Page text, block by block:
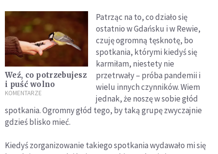
Weź, co potrzebujesz
i puść wolno
KOMENTARZE
Patrząc na to, co działo się
ostatnio w Gdańsku i w Rewie,
czuję ogromną tęsknotę, bo
spotkania, którymi kiedyś się
karmiłam, niestety nie
przetrwały – próba pandemii i
wielu innych czynników. Wiem
jednak, że noszę w sobie głód
spotkania. Ogromny głód tego, by taką grupę zwyczajnie
gdzieś blisko mieć.
Kiedyś zorganizowanie takiego spotkania wydawało mi się